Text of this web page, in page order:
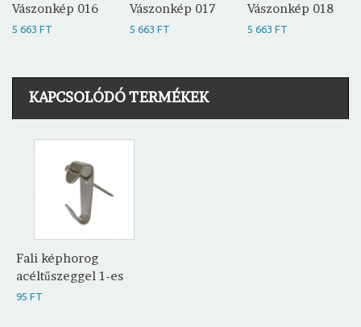
Vászonkép 016
5 663 FT
Vászonkép 017
5 663 FT
Vászonkép 018
5 663 FT
KAPCSOLÓDÓ TERMÉKEK
Fali képhorog
acéltűszeggel 1-es
95 FT